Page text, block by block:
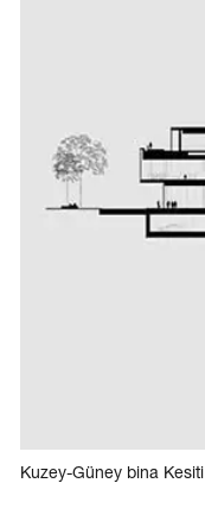
Kuzey-Güney bina Kesiti